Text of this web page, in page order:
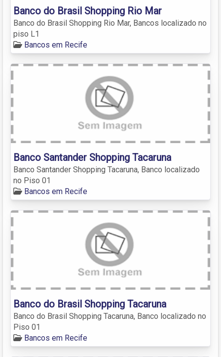
Banco do Brasil Shopping Rio Mar
Banco do Brasil Shopping Rio Mar, Bancos localizado no
piso L1
Bancos em Recife
Banco Santander Shopping Tacaruna
Banco Santander Shopping Tacaruna, Banco localizado
no Piso 01
Bancos em Recife
Banco do Brasil Shopping Tacaruna
Banco do Brasil Shopping Tacaruna, Banco localizado no
Piso 01
Bancos em Recife